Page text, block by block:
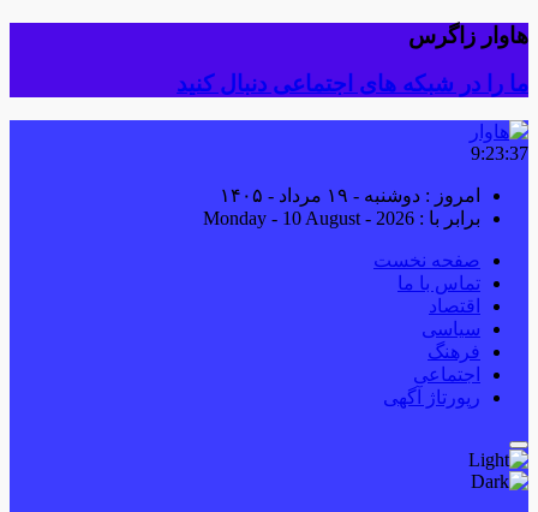
هاوار زاگرس
ما را در شبکه های اجتماعی دنبال کنید
9:23:38
امروز : دوشنبه - ۱۹ مرداد - ۱۴۰۵
برابر با : Monday - 10 August - 2026
صفحه نخست
تماس با ما
اقتصاد
سیاسی
فرهنگ
اجتماعی
رپورتاژ آگهی